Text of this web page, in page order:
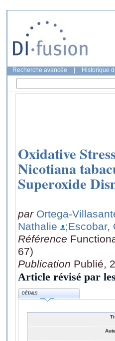
Recherche avancée Historique
Oxidative
Nicotiana
Superoxide
par Ortega-
Nathalie
;Escobar,
Référence
67)
Publication Publié,
Article révisé par
DÉTAILS